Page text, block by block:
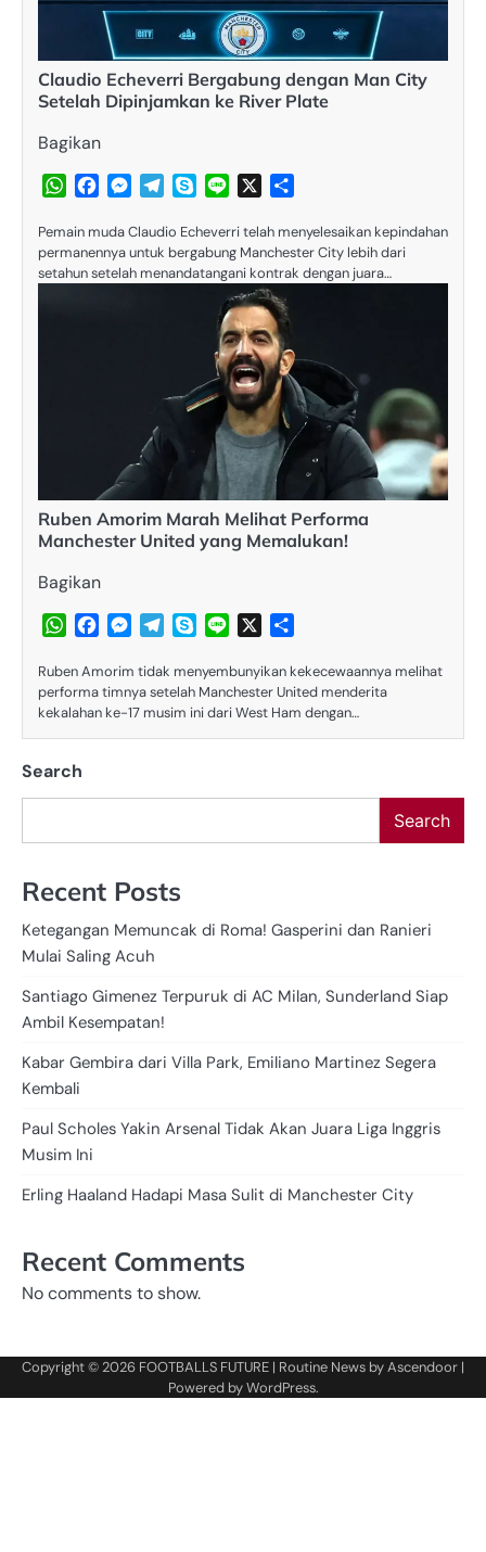
Claudio Echeverri Bergabung dengan Man City
Setelah Dipinjamkan ke River Plate
Bagikan
WhatsApp
FacebookMessenger
TelegramSkypeLine
Pemain muda Claudio Echeverri telah menyelesaikan kepindahan
permanennya untuk bergabung Manchester City lebih dari
setahun setelah menandatangani kontrak dengan juara…
Ruben Amorim Marah Melihat Performa
Manchester United yang Memalukan!
Bagikan
WhatsApp
FacebookMessenger
TelegramSkypeLine
Ruben Amorim tidak menyembunyikan kekecewaannya melihat
performa timnya setelah Manchester United menderita
kekalahan ke-17 musim ini dari West Ham dengan…
Search
Search
Recent Posts
Ketegangan Memuncak di Roma! Gasperini dan Ranieri
Mulai Saling Acuh
Santiago Gimenez Terpuruk di AC Milan, Sunderland Siap
Ambil Kesempatan!
Kabar Gembira dari Villa Park, Emiliano Martinez Segera
Kembali
Paul Scholes Yakin Arsenal Tidak Akan Juara Liga Inggris
Musim Ini
Erling Haaland Hadapi Masa Sulit di Manchester City
Recent Comments
No comments to show.
Copyright © 2026 FOOTBALLS FUTURE | Routine News byAscendoor |
Powered byWordPress.